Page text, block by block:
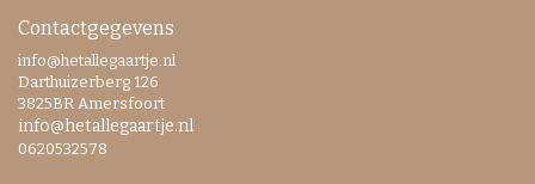
Contactgegevens
info@hetallegaartje.nl
Darthuizerberg 126
3825BR Amersfoort
info@hetallegaartje.nl
0620532578